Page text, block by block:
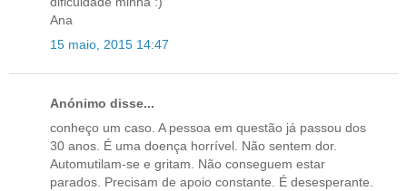
Ana
15 maio, 2015 14:47
Anónimo disse...
conheço um caso. A pessoa em questão já passou dos
30 anos. É uma doença horrível. Não sentem dor.
Automutilam-se e gritam. Não conseguem estar
parados. Precisam de apoio constante. É desesperante.